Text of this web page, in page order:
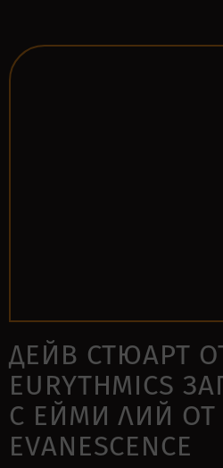
ДЕЙВ СТЮАРТ
EURYTHMICS
С ЕЙМИ ЛИЙ ОТ
EVANESCENCE